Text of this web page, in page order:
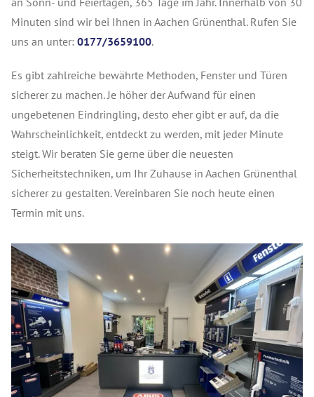
Minuten sind wir bei Ihnen in Aachen Grünenthal. Rufen Sie
uns an unter: 0177/3659100.
Es gibt zahlreiche bewährte Methoden, Fenster und Türen
sicherer zu machen. Je höher der Aufwand für einen
ungebetenen Eindringling, desto eher gibt er auf, da die
Wahrscheinlichkeit, entdeckt zu werden, mit jeder Minute
steigt. Wir beraten Sie gerne über die neuesten
Sicherheitstechniken, um Ihr Zuhause in Aachen Grünenthal
sicherer zu gestalten. Vereinbaren Sie noch heute einen
Termin mit uns.